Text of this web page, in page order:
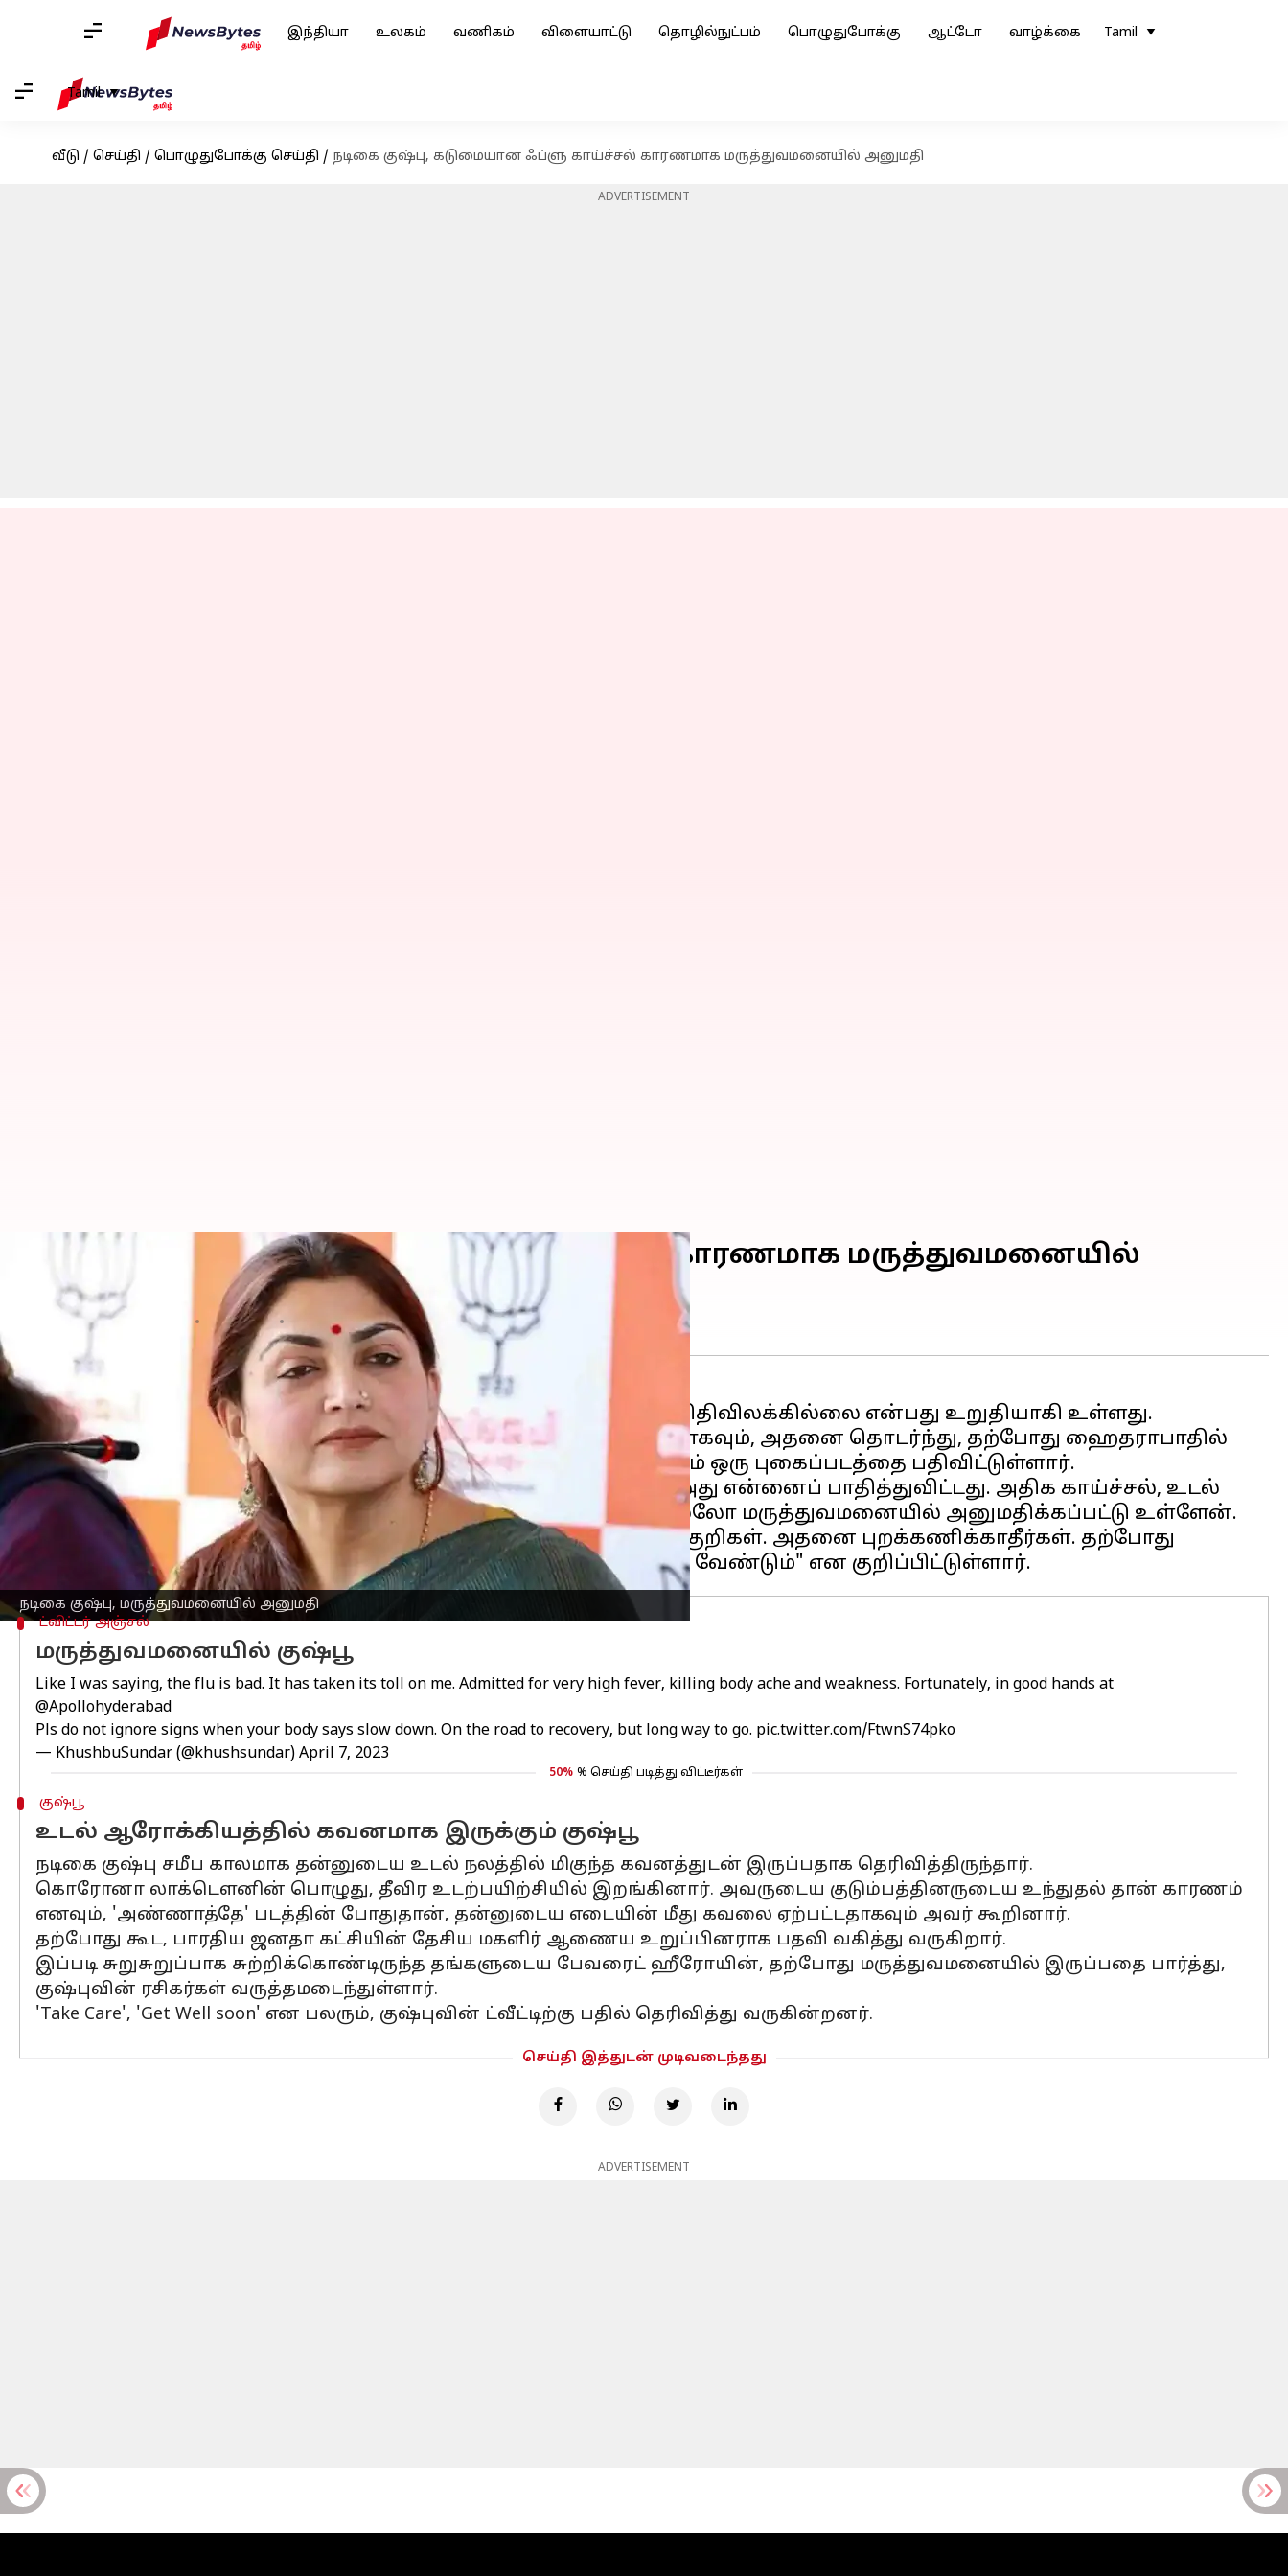
இந்தியா உலகம் வணிகம் விளையாட்டு தொழில்நுட்பம் பொழுதுபோக்கு ஆட்டோ வாழ்க்கை Tamil
Tamil
வீடு / செய்தி / பொழுதுபோக்கு செய்தி / நடிகை குஷ்பு, கடுமையான ஃப்ளு காய்ச்சல் காரணமாக மருத்துவமனையில் அனுமதி
ADVERTISEMENT
நடிகை குஷ்பு, மருத்துவமனையில் அனுமதி
நடிகை குஷ்பு, கடுமையான ஃப்ளு காய்ச்சல் காரணமாக மருத்துவமனையில்
அனுமதி
எழுதியவர் Venkatalakshmi V Apr 07, 2023 04:12 pm
செய்தி முன்னோட்டம்
நாடு முழுவதும் தற்போது அதிகரித்து வரும்காய்ச்சலுக்கு
யாரும் விதிவிலக்கில்லை என்பது உறுதியாகி உள்ளது.
நடிகை குஷ்பூ, தற்போது, கடுமையான ஃப்ளு பாதிப்புக்கு ஆளானதாகவும், அதனை தொடர்ந்து, தற்போது ஹைதராபாதில்
இருக்கும் அப்பல்லோ மருத்துவமனையில் அட்மிட் ஆகியுள்ளதாகவும் ஒரு புகைப்படத்தை பதிவிட்டுள்ளார்.
அவரது பதிவில், "நான் சொன்னது போல், காய்ச்சல் மோசமானது. அது என்னைப் பாதித்துவிட்டது. அதிக காய்ச்சல், உடல்
வலி மற்றும் உடல் சோர்வு ஏற்பட்டதால் ஐதராபாத்தில் உள்ள அப்பல்லோ மருத்துவமனையில் அனுமதிக்கப்பட்டு உள்ளேன்.
உடல் மெதுவாகச் சோர்வடையும் போது, அது காய்ச்சலுக்கான அறிகுறிகள். அதனை புறக்கணிக்காதீர்கள். தற்போது
ட்விட்டர் அஞ்சல்
மருத்துவமனையில் குஷ்பூ
Like I was saying, the flu is bad. It has taken its toll on me. Admitted for very high fever, killing body ache and weakness. Fortunately, in good hands at
@Apollohyderabad
Pls do not ignore signs when your body says slow down. On the road to recovery, but long way to go. pic.twitter.com/FtwnS74pko
— KhushbuSundar (@khushsundar) April 7, 2023
50% % செய்தி படித்து விட்டீர்கள்
குஷ்பூ
உடல் ஆரோக்கியத்தில் கவனமாக இருக்கும் குஷ்பூ
நடிகை குஷ்பு சமீப காலமாக தன்னுடைய உடல் நலத்தில் மிகுந்த கவனத்துடன் இருப்பதாக தெரிவித்திருந்தார்.
கொரோனா லாக்டௌனின் பொழுது, தீவிர உடற்பயிற்சியில் இறங்கினார். அவருடைய குடும்பத்தினருடைய உந்துதல் தான் காரணம்
எனவும், 'அண்ணாத்தே' படத்தின் போதுதான், தன்னுடைய எடையின் மீது கவலை ஏற்பட்டதாகவும் அவர் கூறினார்.
தற்போது கூட, பாரதிய ஜனதா கட்சியின் தேசிய மகளிர் ஆணைய உறுப்பினராக பதவி வகித்து வருகிறார்.
இப்படி சுறுசுறுப்பாக சுற்றிக்கொண்டிருந்த தங்களுடைய பேவரைட் ஹீரோயின், தற்போது மருத்துவமனையில் இருப்பதை பார்த்து,
குஷ்புவின் ரசிகர்கள் வருத்தமடைந்துள்ளார்.
'Take Care', 'Get Well soon' என பலரும், குஷ்புவின் ட்வீட்டிற்கு பதில் தெரிவித்து வருகின்றனர்.
செய்தி இத்துடன் முடிவடைந்தது
ADVERTISEMENT